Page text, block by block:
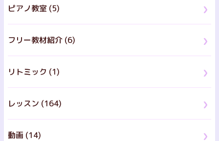
ピアノ教室 (5)
フリー教材紹介 (6)
リトミック (1)
レッスン (164)
動画 (14)